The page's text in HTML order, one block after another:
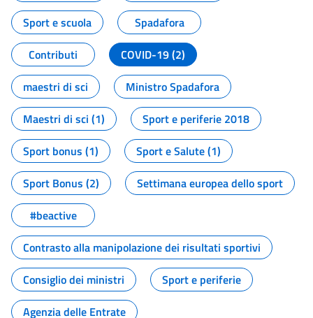
Sport e scuola
Spadafora
Contributi
COVID-19 (2)
maestri di sci
Ministro Spadafora
Maestri di sci (1)
Sport e periferie 2018
Sport bonus (1)
Sport e Salute (1)
Sport Bonus (2)
Settimana europea dello sport
#beactive
Contrasto alla manipolazione dei risultati sportivi
Consiglio dei ministri
Sport e periferie
Agenzia delle Entrate